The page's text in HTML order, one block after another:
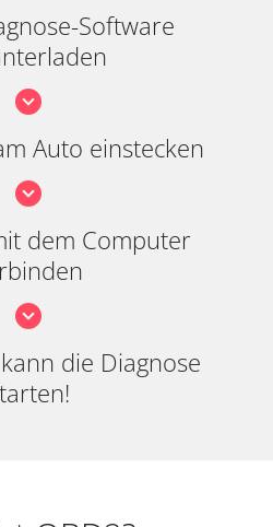
Software
Auto einstecken
dem Computer
die Diagnose